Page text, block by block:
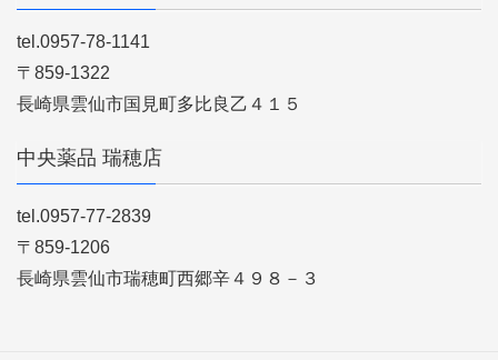
tel.0957-78-1141
〒859-1322
長崎県雲仙市国見町多比良乙４１５
中央薬品 瑞穂店
tel.0957-77-2839
〒859-1206
長崎県雲仙市瑞穂町西郷辛４９８－３